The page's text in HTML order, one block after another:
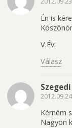
Én is
V.Évi
Válasz
Kérném
Nagyon